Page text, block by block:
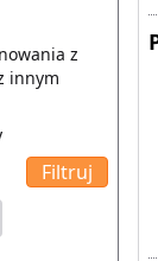
z
innym